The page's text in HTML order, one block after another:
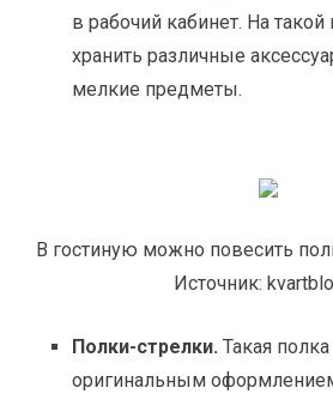
в рабочий кабинет. На
хранить различные
мелкие предметы.
В гостиную можно повесить
Источник:
Полки-стрелки. Такая полка
оригинальным